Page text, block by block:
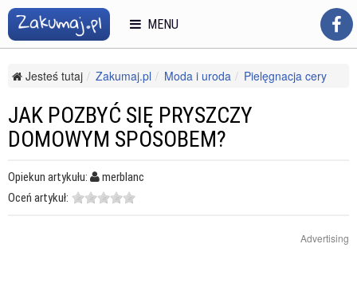
Jesteś tutaj Zakumaj.pl Moda i uroda
Pielęgnacja cery
JAK POZBYĆ SIĘ PRYSZCZY
DOMOWYM SPOSOBEM?
Opiekun artykułu:
merblanc
Oceń artykuł:
Advertising
MENU